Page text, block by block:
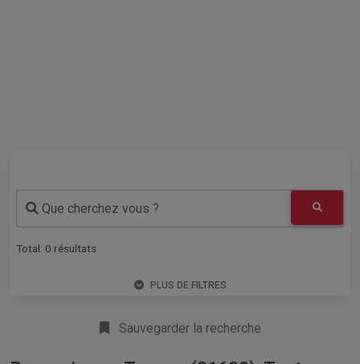
Que cherchez vous ?
Total: 0 résultats
PLUS DE FILTRES
Sauvegarder la recherche